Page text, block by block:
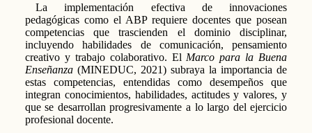
La implementación efectiva de innovaciones
pedagógicas como el ABP requiere docentes que posean
competencias que trascienden el dominio disciplinar,
incluyendo habilidades de comunicación, pensamiento
creativo y trabajo colaborativo. El Marco para la Buena
Enseñanza (MINEDUC, 2021) subraya la importancia de
estas competencias, entendidas como desempeños que
integran conocimientos, habilidades, actitudes y valores, y
que se desarrollan progresivamente a lo largo del ejercicio
profesional docente.